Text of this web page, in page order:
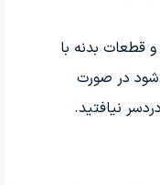
قطعات بدنه با
در صورت
نیافتید.